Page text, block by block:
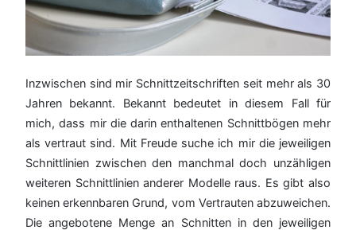
Inzwischen sind mir Schnittzeitschriften seit mehr als 30
Jahren bekannt. Bekannt bedeutet in diesem Fall für
mich, dass mir die darin enthaltenen Schnittbögen mehr
als vertraut sind. Mit Freude suche ich mir die jeweiligen
Schnittlinien zwischen den manchmal doch unzähligen
weiteren Schnittlinien anderer Modelle raus. Es gibt also
keinen erkennbaren Grund, vom Vertrauten abzuweichen.
Die angebotene Menge an Schnitten in den jeweiligen